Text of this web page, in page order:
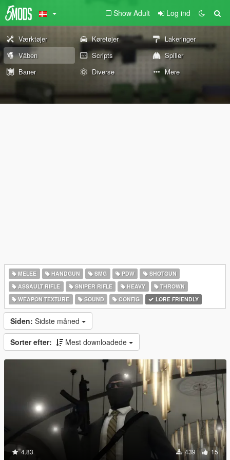
Show Adult Log ind
Værktøjer Køretøjer
Lakeringer
Våben
Scripts
Spiller
Baner
Diverse Mere
MELEE HANDGUN SMG PDW
SHOTGUN
ASSAULT RIFLE
SNIPER RIFLE HEAVY
THROWN
WEAPON TEXTURE
SOUND CONFIG LORE FRIENDLY
Siden: Sidste måned
Sorter efter: Mest downloadede
4.83 439 15